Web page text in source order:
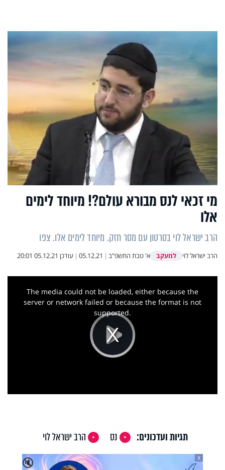
מי זכאי לנס מבורא עולם?! מיוחד לימים
אלו
הרב ישראל לוי בסרטון עם מסר חזק. מיוחד לימים אלו. צפו
הרב ישראל לוי למעקב א' טבת התשפ"ב |
05.12.21
| עודכן 05.12.21 20:01
Play
This
The media could not be loaded, either because the
server or network failed or because the format is not
supported.
תגיות ועדכונים: נס
הרב ישראל לוי
🔇
X